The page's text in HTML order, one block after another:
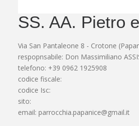
SS. AA. Pietro
Via San Pantaleone 8 - Crotone
respopnsabile: Don Massimiliano
telefono: +39 0962 1925908
codice fiscale:
codice Isc:
sito:
email: parrocchia.papanice@gmail.it